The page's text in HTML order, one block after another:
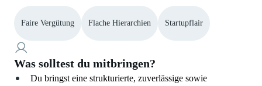
Faire Vergütung Flache Hierarchien Startupflair
Was solltest du mitbringen?
Du bringst eine strukturierte, zuverlässige sowie